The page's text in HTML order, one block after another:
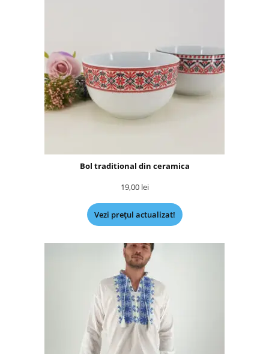
Bol traditional din ceramica
19,00 lei
Vezi prețul actualizat!